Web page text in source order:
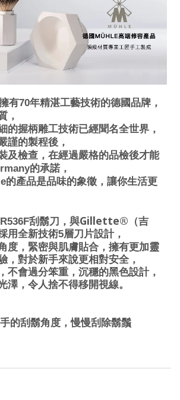
有70年精湛工藝技術的德國品牌，
，
的握柄雕工技術已經聞名全世界，
謹的製程後，
及檢查，在經過嚴格的品檢後才能
的承諾，
的產品是品味的象徵，讓你生活更
刮鬍刀， 與Gillette® （吉
用全新技術5層刀片設計，
度，緊密與肌膚貼合，擁有更加靈
，對於新手來說更相對安全，
不會過分笨重，沉穩的黑色設計，
澤，令人捨不得移開視線。
的刮鬍角度，慢慢刮除鬍鬚